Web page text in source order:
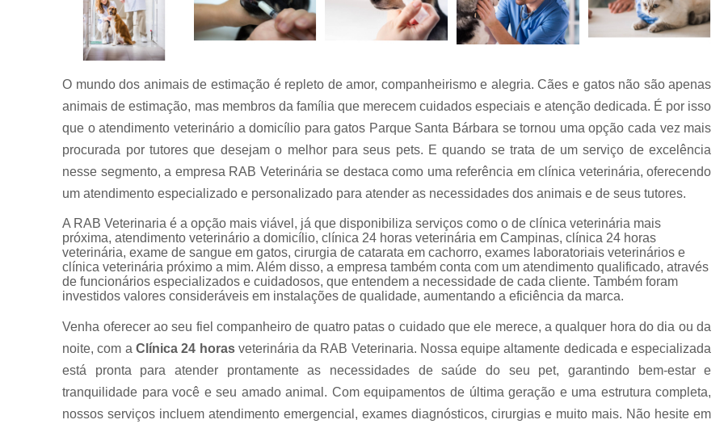
Odontologia
para animais
de estimação
para pet
Ozonioterapia
animal
Veterinários
Cirurgia de Catarata em Cachorro
Cirurgia de Catarata para Cachorro
Cirurgia
Cirurgia para Cachorro Campinas
Cirurgia
Clínica 24 Horas Veterinária
Clínica
Clínica Veterinária Campinas
Clínica
Clínica Veterinária Próximo a Mim
Consulta para Cachorro
Consulta
Consulta Veterinária Dermatológica para
Consulta Veterinária para Animais de
Consulta Veterinária para
Consulta Veterinária para Gatos
O mundo dos animais de estimação é repleto de amor, companheirismo e alegria. Cães e gatos não são apenas
animais de estimação, mas membros da família que merecem cuidados especiais e atenção dedicada. É por isso
que o atendimento veterinário a domicílio para gatos Parque Santa Bárbara se tornou uma opção cada vez mais
procurada por tutores que desejam o melhor para seus pets. E quando se trata de um serviço de excelência
nesse segmento, a empresa RAB Veterinária se destaca como uma referência em clínica veterinária, oferecendo
um atendimento especializado e personalizado para atender as necessidades dos animais e de seus tutores.
A RAB Veterinaria é a opção mais viável, já que disponibiliza serviços como o de clínica veterinária mais
próxima, atendimento veterinário a domicílio, clínica 24 horas veterinária em Campinas, clínica 24 horas
veterinária, exame de sangue em gatos, cirurgia de catarata em cachorro, exames laboratoriais veterinários e
clínica veterinária próximo a mim. Além disso, a empresa também conta com um atendimento qualificado, através
de funcionários especializados e cuidadosos, que entendem a necessidade de cada cliente. Também foram
investidos valores consideráveis em instalações de qualidade, aumentando a eficiência da marca.
Venha oferecer ao seu fiel companheiro de quatro patas o cuidado que ele merece, a qualquer hora do dia ou da
noite, com a Clínica 24 horasveterinária da RAB Veterinaria. Nossa equipe altamente dedicada e especializada
está pronta para atender prontamente as necessidades de saúde do seu pet, garantindo bem-estar e
tranquilidade para você e seu amado animal. Com equipamentos de última geração e uma estrutura completa,
nossos serviços incluem atendimento emergencial, exames diagnósticos, cirurgias e muito mais. Não hesite em